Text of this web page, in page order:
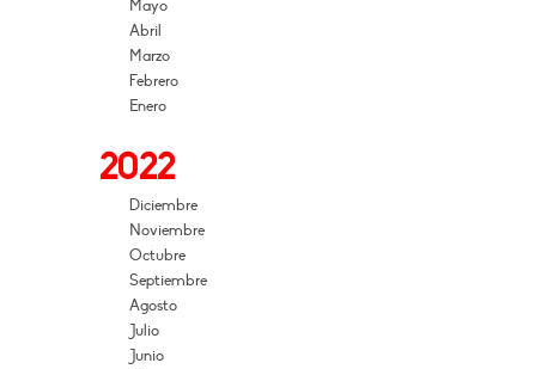
Mayo
Abril
Marzo
Febrero
Enero
2022
Diciembre
Noviembre
Octubre
Septiembre
Agosto
Julio
Junio